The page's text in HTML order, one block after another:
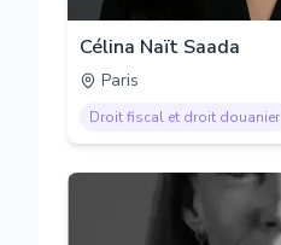
Célina Naït Saada
Paris
Droit fiscal et droit douanier